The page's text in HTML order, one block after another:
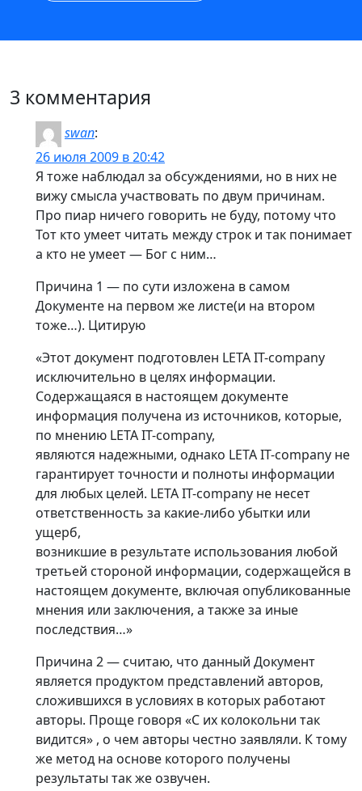
3 комментария
swan:
26 июля 2009 в 20:42
Я тоже наблюдал за обсуждениями, но в них не
вижу смысла участвовать по двум причинам.
Про пиар ничего говорить не буду, потому что
Тот кто умеет читать между строк и так понимает
а кто не умеет — Бог с ним…
Причина 1 — по сути изложена в самом
Документе на первом же листе(и на втором
тоже…). Цитирую
«Этот документ подготовлен LETA IT-company
исключительно в целях информации.
Содержащаяся в настоящем документе
информация получена из источников, которые,
по мнению LETA IT-company,
являются надежными, однако LETA IT-company не
гарантирует точности и полноты информации
для любых целей. LETA IT-company не несет
ответственность за какие-либо убытки или
ущерб,
возникшие в результате использования любой
третьей стороной информации, содержащейся в
настоящем документе, включая опубликованные
мнения или заключения, а также за иные
последствия…»
Причина 2 — считаю, что данный Документ
является продуктом представлений авторов,
сложившихся в условиях в которых работают
авторы. Проще говоря «С их колокольни так
видится» , о чем авторы честно заявляли. К тому
же метод на основе которого получены
результаты так же озвучен.